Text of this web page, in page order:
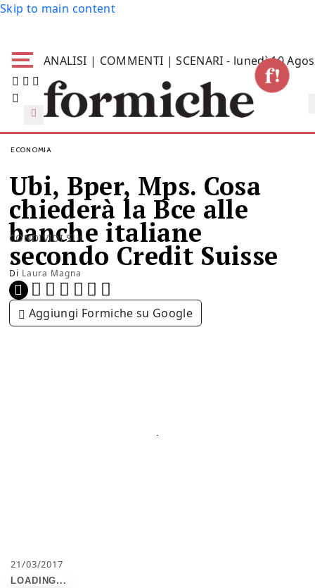
Skip to main content
ANALISI | COMMENTI | SCENARI - lunedì 10
ECONOMIA
Ubi, Bper, Mps. Cosa
chiederà la Bce alle
banche italiane
secondo Credit Suisse
Di Laura Magna
CONDIVIDI SU:
Aggiungi Formiche su Google
21/03/2017